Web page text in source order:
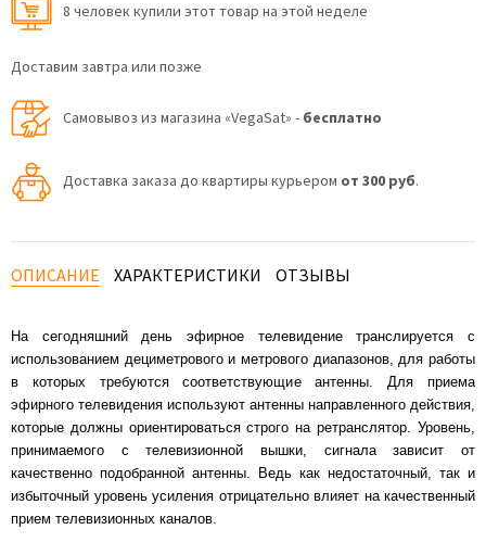
8 человек купили этот товар на этой неделе
Доставим завтра или позже
Самовывоз из магазина «VegaSat» - бесплатно
Доставка заказа до квартиры курьером от 300 руб.
ОПИСАНИЕ ХАРАКТЕРИСТИКИ ОТЗЫВЫ
На сегодняшний день эфирное телевидение транслируется с
использованием дециметрового и метрового диапазонов, для работы
в которых требуются соответствующие антенны. Для приема
эфирного телевидения используют антенны направленного действия,
которые должны ориентироваться строго на ретранслятор. Уровень,
принимаемого с телевизионной вышки, сигнала зависит от
качественно подобранной антенны. Ведь как недостаточный, так и
избыточный уровень усиления отрицательно влияет на качественный
прием телевизионных каналов.